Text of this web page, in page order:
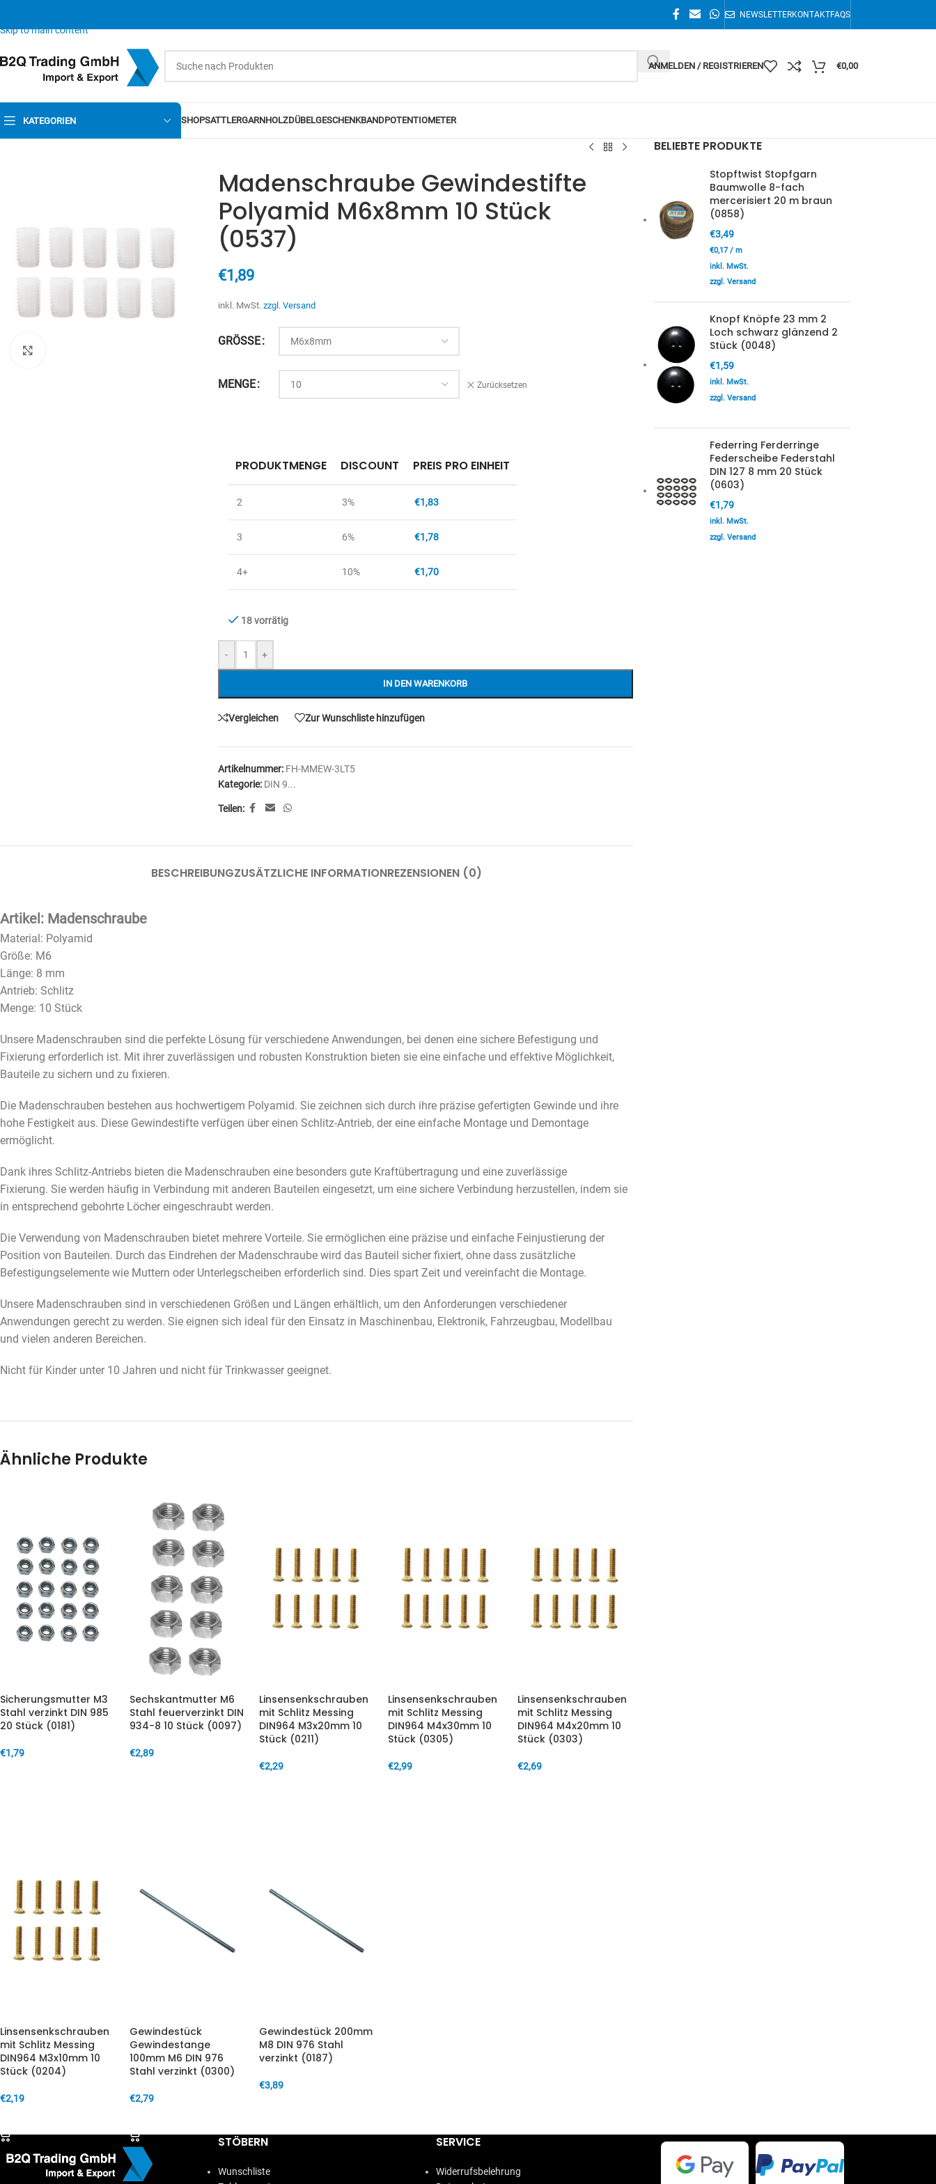
Skip to main content
NEWSLETTERKONTAKTFAQS
ANMELDEN / REGISTRIEREN €0,00
KATEGORIEN SHOPSATTLERGARNHOLZDÜBELGESCHENKBANDPOTENTIOMETER
Madenschraube Gewindestifte
Polyamid M6x8mm 10 Stück
(0537)
€1,89
inkl. MwSt. zzgl. Versand
GRÖSSE
MENGE Zurücksetzen
PRODUKTMENGE DISCOUNT PREIS PRO EINHEIT
2 3% €1,83
3 6% €1,78
4+ 10% €1,70
18 vorrätig
- +
IN DEN WARENKORB
Vergleichen Zur Wunschliste hinzufügen
Artikelnummer: FH-MMEW-3LT5
Kategorie: DIN 9...
Teilen:
BESCHREIBUNGZUSÄTZLICHE INFORMATIONREZENSIONEN (0)
Artikel: Madenschraube
Material: Polyamid
Größe: M6
Länge: 8 mm
Antrieb: Schlitz
Menge: 10 Stück
Unsere Madenschrauben sind die perfekte Lösung für verschiedene Anwendungen, bei denen eine sichere Befestigung und
Fixierung erforderlich ist. Mit ihrer zuverlässigen und robusten Konstruktion bieten sie eine einfache und effektive Möglichkeit,
Bauteile zu sichern und zu fixieren.
Die Madenschrauben bestehen aus hochwertigem Polyamid. Sie zeichnen sich durch ihre präzise gefertigten Gewinde und ihre
hohe Festigkeit aus. Diese Gewindestifte verfügen über einen Schlitz-Antrieb, der eine einfache Montage und Demontage
ermöglicht.
Dank ihres Schlitz-Antriebs bieten die Madenschrauben eine besonders gute Kraftübertragung und eine zuverlässige
Fixierung. Sie werden häufig in Verbindung mit anderen Bauteilen eingesetzt, um eine sichere Verbindung herzustellen, indem sie
in entsprechend gebohrte Löcher eingeschraubt werden.
Die Verwendung von Madenschrauben bietet mehrere Vorteile. Sie ermöglichen eine präzise und einfache Feinjustierung der
Position von Bauteilen. Durch das Eindrehen der Madenschraube wird das Bauteil sicher fixiert, ohne dass zusätzliche
Befestigungselemente wie Muttern oder Unterlegscheiben erforderlich sind. Dies spart Zeit und vereinfacht die Montage.
Unsere Madenschrauben sind in verschiedenen Größen und Längen erhältlich, um den Anforderungen verschiedener
Anwendungen gerecht zu werden. Sie eignen sich ideal für den Einsatz in Maschinenbau, Elektronik, Fahrzeugbau, Modellbau
und vielen anderen Bereichen.
Nicht für Kinder unter 10 Jahren und nicht für Trinkwasser geeignet.
Ähnliche Produkte
Sicherungsmutter M3
Stahl verzinkt DIN 985
20 Stück (0181)
€1,79
Sechskantmutter M6
Stahl feuerverzinkt DIN
934-8 10 Stück (0097)
€2,89
Linsensenkschrauben
mit Schlitz Messing
DIN964 M3x20mm 10
Stück (0211)
€2,29
Linsensenkschrauben
mit Schlitz Messing
DIN964 M4x30mm 10
Stück (0305)
€2,99
Linsensenkschrauben
mit Schlitz Messing
DIN964 M4x20mm 10
Stück (0303)
€2,69
Linsensenkschrauben
mit Schlitz Messing
DIN964 M3x10mm 10
Stück (0204)
€2,19
Gewindestück
Gewindestange
100mm M6 DIN 976
Stahl verzinkt (0300)
€2,79
Gewindestück 200mm
M8 DIN 976 Stahl
verzinkt (0187)
€3,89
BELIEBTE PRODUKTE
Stopftwist Stopfgarn
Baumwolle 8-fach
mercerisiert 20 m braun
(0858)
€3,49
€0,17/ m
inkl. MwSt.
zzgl. Versand
Knopf Knöpfe 23 mm 2
Loch schwarz glänzend 2
Stück (0048)
€1,59
inkl. MwSt.
zzgl. Versand
Federring Ferderringe
Federscheibe Federstahl
DIN 127 8 mm 20 Stück
(0603)
€1,79
inkl. MwSt.
zzgl. Versand
STÖBERN
Wunschliste
SERVICE
Widerrufsbelehrung